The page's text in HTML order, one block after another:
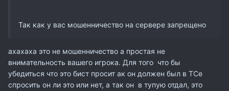
Так как у вас мошенничество на сервере запрещено
ахахаха это не мошенничество а простая не
внимательность вашего игрока. Для того что бы
убедиться что это бист просит ак он должен был в ТСе
спросить он ли это или нет, а так он в тупую отдал, это